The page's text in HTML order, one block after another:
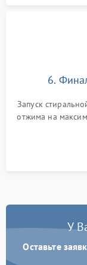
6.
Запуск
отжима на
У
Оставьте